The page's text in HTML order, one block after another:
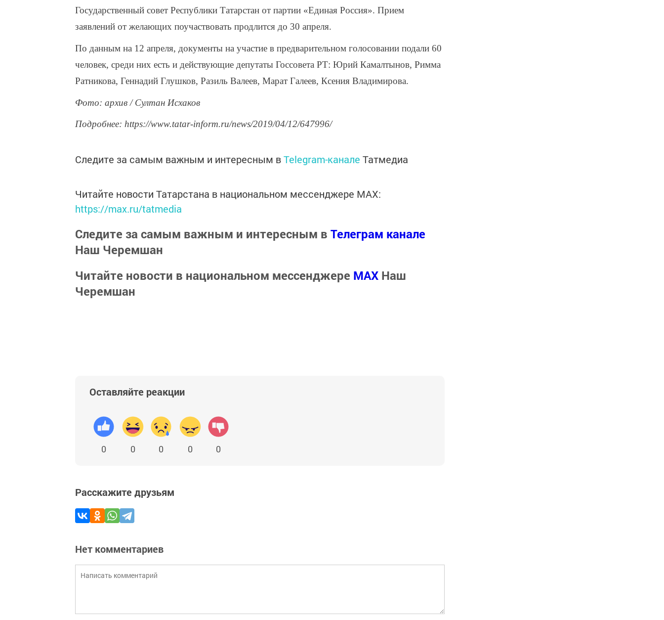
Государственный совет Республики Татарстан от партии «Единая Россия». Прием
заявлений от желающих поучаствовать продлится до 30 апреля.
По данным на 12 апреля, документы на участие в предварительном голосовании подали 60
человек, среди них есть и действующие депутаты Госсовета РТ: Юрий Камалтынов, Римма
Ратникова, Геннадий Глушков, Разиль Валеев, Марат Галеев, Ксения Владимирова.
Фото: архив / Султан Исхаков
Подробнее: https://www.tatar-inform.ru/news/2019/04/12/647996/
Следите за самым важным и интересным вTelegram-канале Татмедиа
Читайте новости Татарстана в национальном мессенджере MАХ:
https://max.ru/tatmedia
Следите за самым важным и интересным в Телеграм канале
Наш Черемшан
Читайте новости в национальном мессенджере MАХ Наш
Черемшан
Оставляйте реакции
0 0 0 0 0
Расскажите друзьям
Нет комментариев